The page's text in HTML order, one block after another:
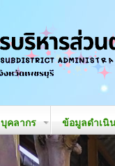
บุคลากร ข้อมูลดำเนิ